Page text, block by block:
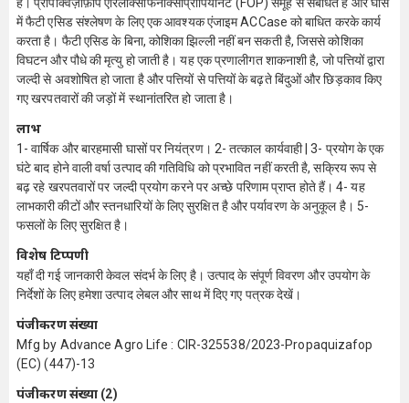
में फैटी एसिड संश्लेषण के लिए एक आवश्यक एंजाइम ACCase को बाधित करके कार्य
करता है। फैटी एसिड के बिना, कोशिका झिल्ली नहीं बन सकती है, जिससे कोशिका
विघटन और पौधे की मृत्यु हो जाती है। यह एक प्रणालीगत शाकनाशी है, जो पत्तियों द्वारा
जल्दी से अवशोषित हो जाता है और पत्तियों से पत्तियों के बढ़ते बिंदुओं और छिड़काव किए
गए खरपतवारों की जड़ों में स्थानांतरित हो जाता है।
लाभ
1- वार्षिक और बारहमासी घासों पर नियंत्रण। 2- तत्काल कार्यवाही | 3- प्रयोग के एक
घंटे बाद होने वाली वर्षा उत्पाद की गतिविधि को प्रभावित नहीं करती है, सक्रिय रूप से
बढ़ रहे खरपतवारों पर जल्दी प्रयोग करने पर अच्छे परिणाम प्राप्त होते हैं। 4- यह
लाभकारी कीटों और स्तनधारियों के लिए सुरक्षित है और पर्यावरण के अनुकूल है। 5-
फसलों के लिए सुरक्षित है।
विशेष टिप्पणी
यहाँ दी गई जानकारी केवल संदर्भ के लिए है। उत्पाद के संपूर्ण विवरण और उपयोग के
निर्देशों के लिए हमेशा उत्पाद लेबल और साथ में दिए गए पत्रक देखें।
पंजीकरण संख्या
Mfg by Advance Agro Life : CIR-325538/2023-Propaquizafop
(EC) (447)-13
पंजीकरण संख्या (2)